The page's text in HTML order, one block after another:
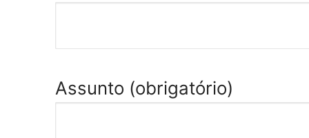
Assunto (obrigatório)